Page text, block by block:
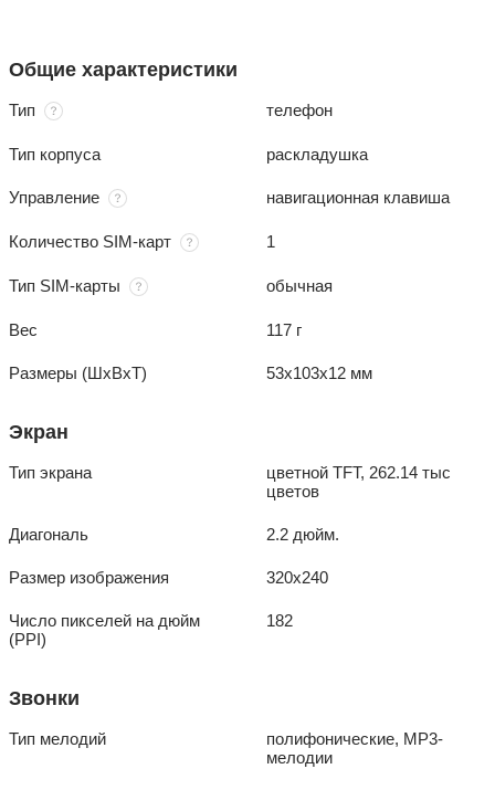
Общие характеристики
Тип телефон
Тип корпуса раскладушка
Управление навигационная клавиша
Количество SIM-карт 1
Тип SIM-карты обычная
Вес 117 г
Размеры (ШxВxТ) 53x103x12 мм
Экран
Тип экрана
цветной TFT, 262.14 тыс
цветов
Диагональ 2.2 дюйм.
Размер изображения 320x240
Число пикселей на дюйм
(PPI)
182
Звонки
Тип мелодий
полифонические, MP3-
мелодии